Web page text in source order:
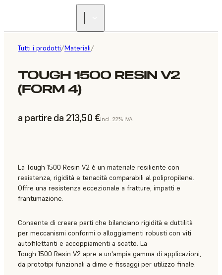
Tutti i prodotti/Materiali/
TOUGH 1500 RESIN V2
(FORM 4)
a partire da 213,50 €incl. 22% IVA
La Tough 1500 Resin V2 è un materiale resiliente con
resistenza, rigidità e tenacità comparabili al polipropilene.
Offre una resistenza eccezionale a fratture, impatti e
frantumazione.
Consente di creare parti che bilanciano rigidità e duttilità
per meccanismi conformi o alloggiamenti robusti con viti
autofilettanti e accoppiamenti a scatto. La
Tough 1500 Resin V2 apre a un'ampia gamma di applicazioni,
da prototipi funzionali a dime e fissaggi per utilizzo finale.